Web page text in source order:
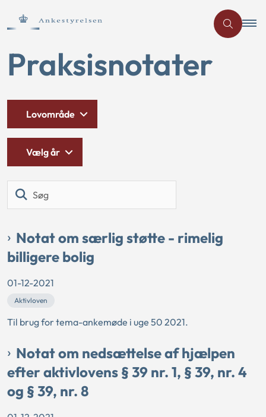
Praksisnotater
Lovområde
Vælg år
Notat om særlig støtte - rimelig
billigere bolig
01-12-2021
Aktivloven
Til brug for tema-ankemøde i uge 50 2021.
Notat om nedsættelse af hjælpen
efter aktivlovens § 39 nr. 1, § 39, nr. 4
og § 39, nr. 8